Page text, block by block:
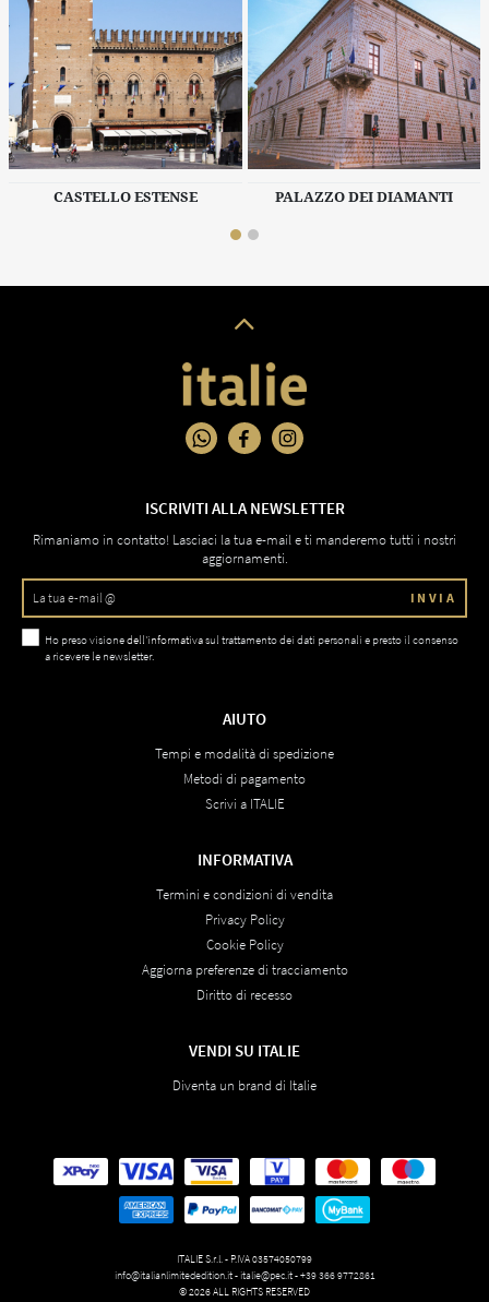
CASTELLO ESTENSE PALAZZO DEI DIAMANTI
AIUTO
Tempi e modalità di spedizione
Metodi di pagamento
Scrivi a ITALIE
INFORMATIVA
Termini e condizioni di vendita
Privacy Policy
Cookie Policy
Aggiorna preferenze di tracciamento
Diritto di recesso
VENDI SU ITALIE
Diventa un brand di Italie
ISCRIVITI ALLA NEWSLETTER
Rimaniamo in contatto! Lasciaci la tua e-mail e ti manderemo tutti i nostri
aggiornamenti.
INVIA
Ho preso visionedell'informativasul trattamento dei dati personali e presto il consenso
a ricevere le newsletter.
ITALIE S.r.l. - P.IVA 03574050799
info@italianlimitededition.it-italie@pec.it-+39 366 9772861
© 2026 ALL RIGHTS RESERVED